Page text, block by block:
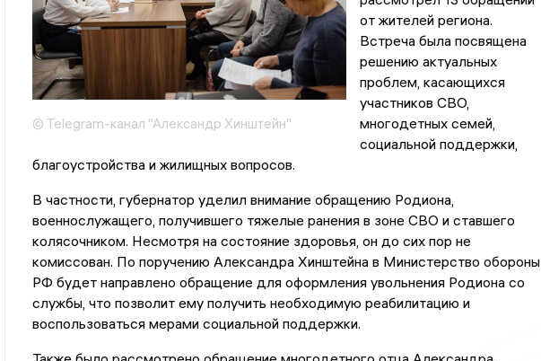
© Telegram-канал "Александр Хинштейн"
от жителей региона.
Встреча была посвящена
решению актуальных
проблем, касающихся
участников СВО,
многодетных семей,
социальной поддержки,
благоустройства и жилищных вопросов.
В частности, губернатор уделил внимание обращению Родиона,
военнослужащего, получившего тяжелые ранения в зоне СВО и ставшего
колясочником. Несмотря на состояние здоровья, он до сих пор не
комиссован. По поручению Александра Хинштейна в Министерство обороны
РФ будет направлено обращение для оформления увольнения Родиона со
службы, что позволит ему получить необходимую реабилитацию и
воспользоваться мерами социальной поддержки.